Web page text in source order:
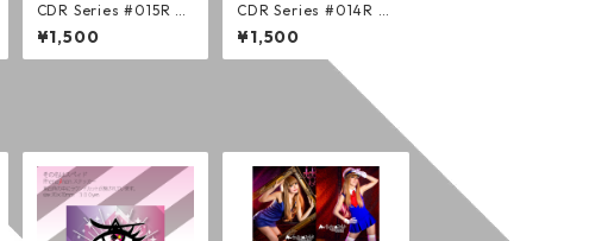
CDR Series #015R Bu
bblepop Bubblicious
(通常版)
¥1,500
CDR Series #014R H
ellawaits (通常版)
¥1,500